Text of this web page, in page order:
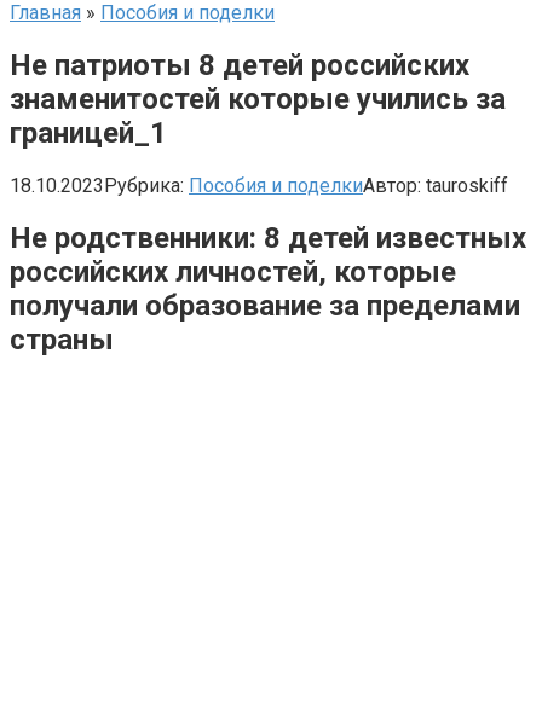
Главная » Пособия и поделки
Не патриоты 8 детей российских
знаменитостей которые учились за
границей_1
18.10.2023Рубрика: Пособия и поделкиАвтор: tauroskiff
Не родственники: 8 детей известных
российских личностей, которые
получали образование за пределами
страны